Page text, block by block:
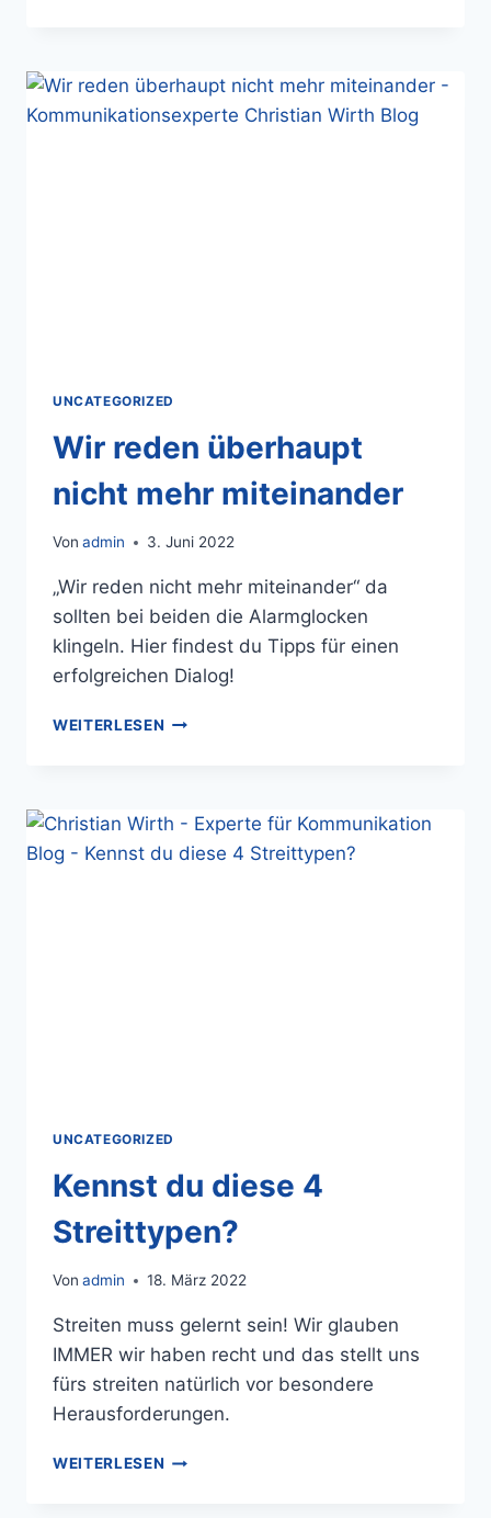
UNCATEGORIZED
Wir reden überhaupt
nicht mehr miteinander
Von admin 3. Juni 2022
„Wir reden nicht mehr miteinander“ da
sollten bei beiden die Alarmglocken
klingeln. Hier findest du Tipps für einen
erfolgreichen Dialog!
WEITERLESEN
UNCATEGORIZED
Kennst du diese 4
Streittypen?
Von admin 18. März 2022
Streiten muss gelernt sein! Wir glauben
IMMER wir haben recht und das stellt uns
fürs streiten natürlich vor besondere
Herausforderungen.
WEITERLESEN